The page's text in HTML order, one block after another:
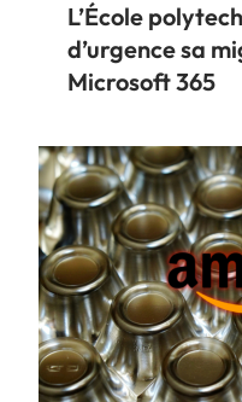
L’École
d’urgence sa
Microsoft 365